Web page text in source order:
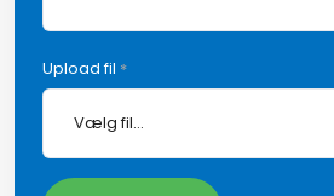
Upload fil *